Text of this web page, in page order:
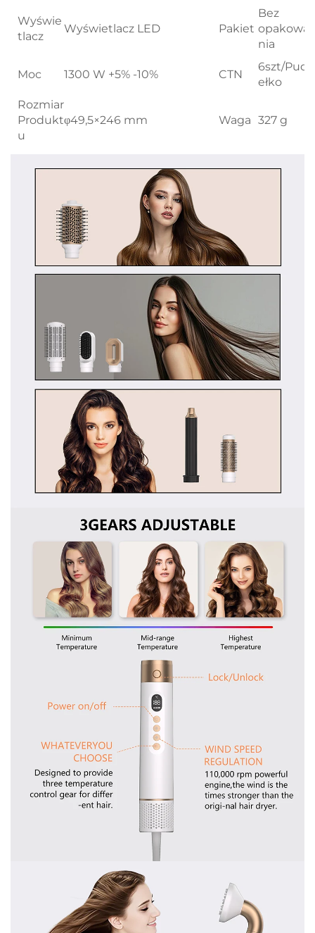
Wyświe
tlacz
Wyświetlacz LED Pakiet
Bez
opakowa
nia
Moc 1300 W +5% -10% CTN
6szt/Pud
ełko
Rozmiar
Produkt
u
φ49,5×246 mm Waga 327 g